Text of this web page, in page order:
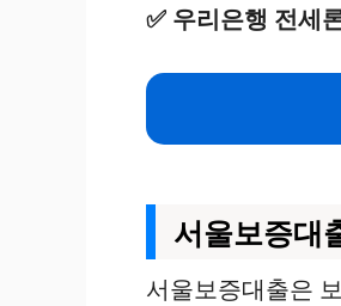
✅ 우리은행 전세
서울보증대
서울보증대출은